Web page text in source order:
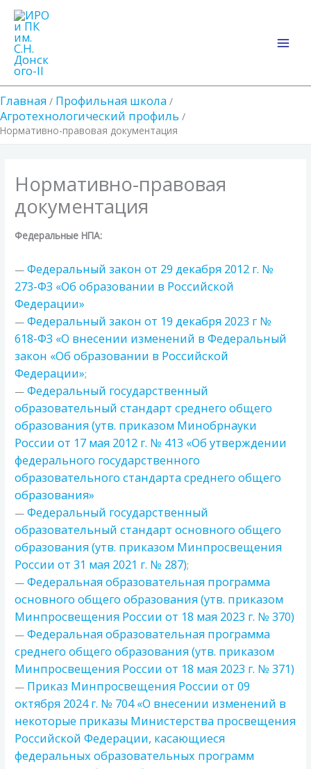
Перейти
содержимому
Главная
Профильная школа
Агротехнологический профиль
Нормативно-правовая документация
Нормативно-правовая
документация
Федеральные НПА:
—Федеральный закон от 29 декабря 2012 г. №
273-ФЗ «Об образовании в Российской
Федерации»
—Федеральный закон от 19 декабря 2023 г №
618-ФЗ «О внесении изменений в Федеральный
закон «Об образовании в Российской
Федерации»;
—Федеральный государственный
образовательный стандарт среднего общего
образования (утв. приказом Минобрнауки
России от 17 мая 2012 г. № 413 «Об утверждении
федерального государственного
образовательного стандарта среднего общего
образования»
—Федеральный государственный
образовательный стандарт основного общего
образования (утв. приказом Минпросвещения
России от 31 мая 2021 г. № 287);
—Федеральная образовательная программа
основного общего образования (утв. приказом
Минпросвещения России от 18 мая 2023 г. № 370)
—Федеральная образовательная программа
среднего общего образования (утв. приказом
Минпросвещения России от 18 мая 2023 г. № 371)
— Приказ Минпросвещения России от 09
октября 2024 г. № 704 «О внесении изменений в
некоторые приказы Министерства просвещения
Российской Федерации, касающиеся
федеральных образовательных программ